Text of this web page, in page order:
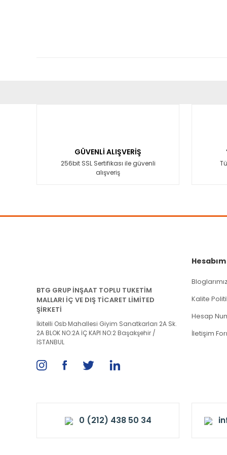
Ürün bilgilerinde hatalar bulunuyor.
Ürün fiyatı diğer sitelerden daha pahalı.
GÜVENLİ ALIŞVERİŞ
256bit SSL Sertifikası ile güvenli
alışveriş
BTG GRUP İNŞAAT TOPLU TUKETİM
MALLARI İÇ VE DIŞ TİCARET LİMİTED
ŞİRKETİ
İkitelli Osb Mahallesi Giyim Sanatkarları 2A Sk.
2A BLOK NO:2A İÇ KAPI NO:2 Başakşehir /
İSTANBUL
Hesabım
Bloglarımız
Kalite
Hesap
İletişim
0 (212) 438 50 34